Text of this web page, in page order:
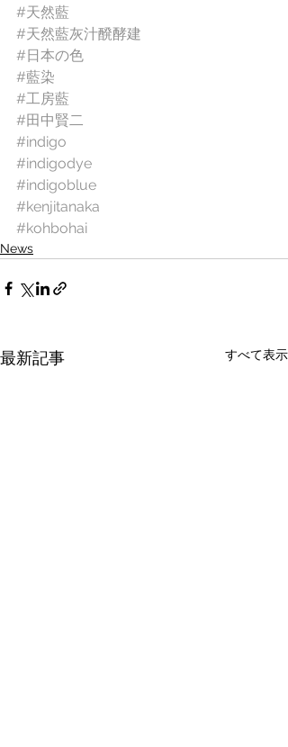
#天然藍
#天然藍灰汁醗酵建
#日本の色
#藍染
#工房藍
#田中賢二
#indigo
#indigodye
#indigoblue
#kenjitanaka
#kohbohai
News
最新記事 すべて表示